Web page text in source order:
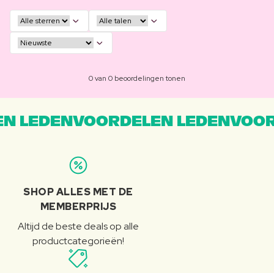
0 van 0 beoordelingen tonen
LEDENVOORDELEN
SHOP ALLES MET DE
MEMBERPRIJS
Altijd de beste deals op alle
productcategorieën!